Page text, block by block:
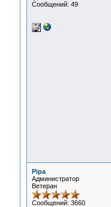
Сообщений: 49
Pipa
Администратор
Ветеран
Сообщений: 3660